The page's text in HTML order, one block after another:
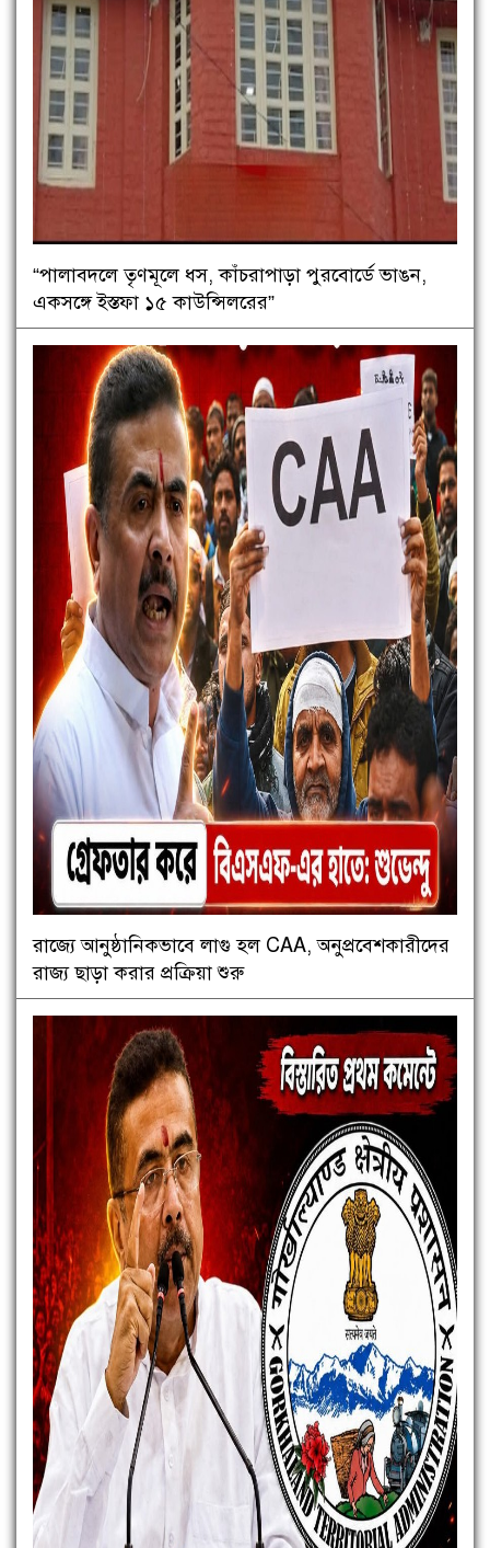
“পালাবদলে তৃণমূলে ধস, কাঁচরাপাড়া পুরবোর্ডে ভাঙন,
একসঙ্গে ইস্তফা ১৫ কাউন্সিলরের”
রাজ্যে আনুষ্ঠানিকভাবে লাগু হল CAA, অনুপ্রবেশকারীদের
রাজ্য ছাড়া করার প্রক্রিয়া শুরু